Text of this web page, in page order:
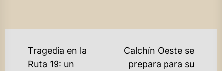
NAVEGACIÓN
Tragedia en la
Ruta 19: un
Calchín Oeste se
prepara para su